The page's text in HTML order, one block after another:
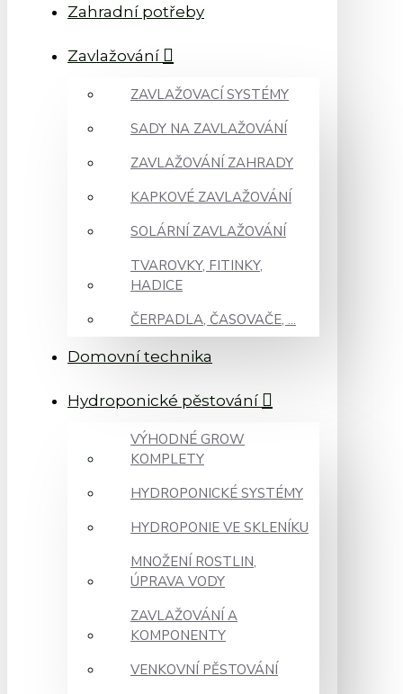
Zahradní potřeby
Zavlažování
ZAVLAŽOVACÍ SYSTÉMY
SADY NA ZAVLAŽOVÁNÍ
ZAVLAŽOVÁNÍ ZAHRADY
KAPKOVÉ ZAVLAŽOVÁNÍ
SOLÁRNÍ ZAVLAŽOVÁNÍ
TVAROVKY, FITINKY,
HADICE
ČERPADLA, ČASOVAČE, ...
Domovní technika
Hydroponické pěstování
VÝHODNÉ GROW
KOMPLETY
HYDROPONICKÉ SYSTÉMY
HYDROPONIE VE SKLENÍKU
MNOŽENÍ ROSTLIN,
ÚPRAVA VODY
ZAVLAŽOVÁNÍ A
KOMPONENTY
VENKOVNÍ PĚSTOVÁNÍ